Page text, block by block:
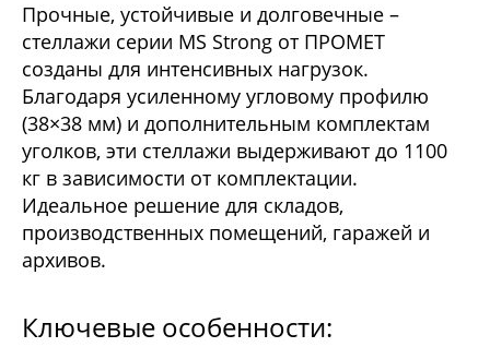
Прочные, устойчивые и долговечные –
стеллажи серии MS Strong от ПРОМЕТ
созданы для интенсивных нагрузок.
Благодаря усиленному угловому профилю
(38×38 мм) и дополнительным комплектам
уголков, эти стеллажи выдерживают до 1100
кг в зависимости от комплектации.
Идеальное решение для складов,
производственных помещений, гаражей и
архивов.
Ключевые особенности: